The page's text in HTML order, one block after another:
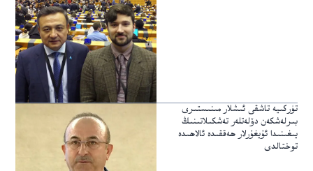
تۈركىيە تاشقى ئىشلار مىنىستىرى
بىرلەشكەن دۆلەتلەر تەشكىلاتىنىڭ
يىغىنىدا ئۇيغۇرلار ھەققىدە ئالاھىدە
توختالدى